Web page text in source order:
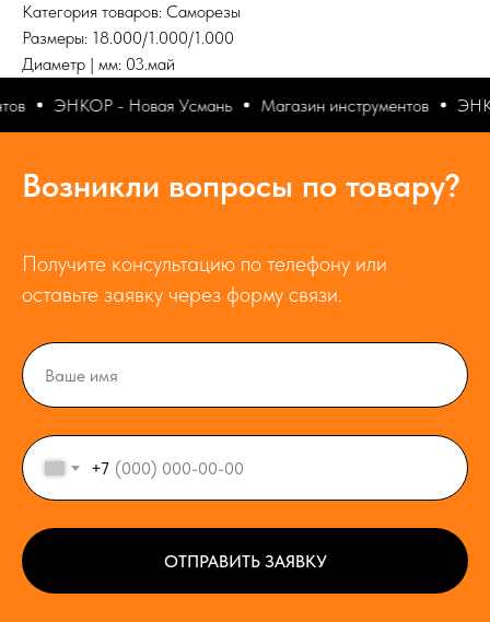
Категория товаров: Саморезы
Размеры: 18.000/1.000/1.000
Диаметр | мм: 03.май
ЭНКОР - Новая Усмань Магазин инструментов
Возникли вопросы по товару?
Получите консультацию по телефону или
оставьте заявку через форму связи.
+7
ОТПРАВИТЬ ЗАЯВКУ